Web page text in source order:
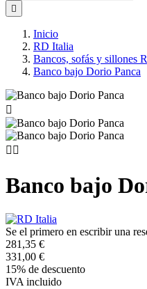

Inicio
RD Italia
Bancos, sofás y sillones
Banco bajo Dorio Panca

 
Banco bajo
Se el primero en escribir una
281,35 €
331,00 €
15% de descuento
IVA incluido